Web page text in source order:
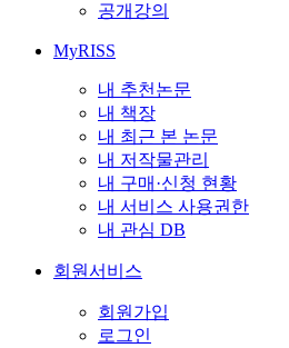
공개강의
MyRISS
내 추천논문
내 책장
내 최근 본 논문
내 저작물관리
내 구매·신청 현황
내 서비스 사용권한
내 관심 DB
회원서비스
회원가입
로그인